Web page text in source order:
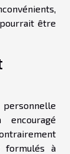
être
encouragé
formulés à